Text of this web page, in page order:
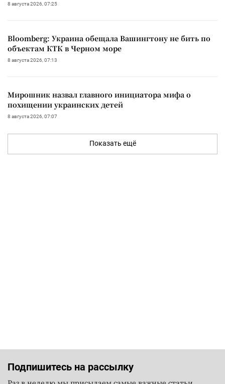
8 августа 2026, 07:25
Bloomberg: Украина обещала Вашингтону не бить по
объектам КТК в Черном море
8 августа 2026, 07:13
Мирошник назвал главного инициатора мифа о
похищении украинских детей
8 августа 2026, 07:07
Показать ещё
Подпишитесь на рассылку